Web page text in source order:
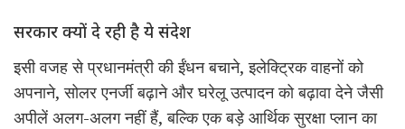
सरकार क्यों दे रही है ये संदेश
इसी वजह से प्रधानमंत्री की ईंधन बचाने, इलेक्ट्रिक वाहनों को
अपनाने, सोलर एनर्जी बढ़ाने और घरेलू उत्पादन को बढ़ावा देने जैसी
अपीलें अलग-अलग नहीं हैं, बल्कि एक बड़े आर्थिक सुरक्षा प्लान का